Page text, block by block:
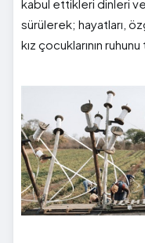
kabul ettikleri dinleri
sürülerek; hayatları,
kız çocuklarının